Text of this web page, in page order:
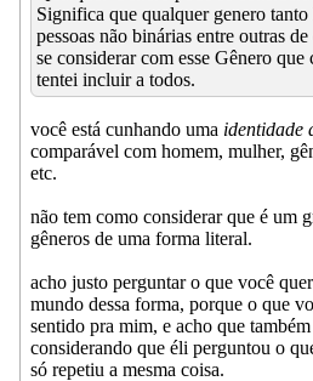
Significa que qualquer genero tanto
pessoas não binárias entre outras
se considerar com esse Gênero
tentei incluir a todos.
você está cunhando uma identidade
comparável com homem, mulher,
etc.
não tem como considerar que é um
gêneros de uma forma literal.
acho justo perguntar o que você
mundo dessa forma, porque o que
sentido pra mim, e acho que
considerando que éli perguntou o
só repetiu a mesma coisa.